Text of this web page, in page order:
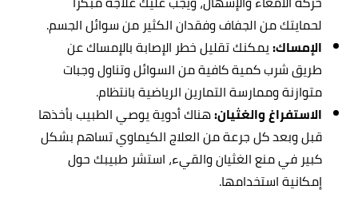
لحمايتك من الجفاف وفقدان الكثير من سوائل الجسم.
الإمساك:يمكنك تقليل خطر الإصابة بالإمساك عن
طريق شرب كمية كافية من السوائل وتناول وجبات
متوازنة وممارسة التمارين الرياضية بانتظام.
الاستفراغ والغثيان:هناك أدوية يوصي الطبيب بأخذها
قبل وبعد كل جرعة من العلاج الكيماوي تساهم بشكل
كبير في منع الغثيان والقيء، استشر طبيبك حول
إمكانية استخدامها.